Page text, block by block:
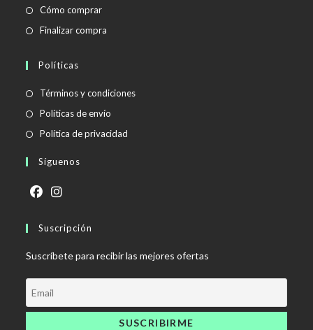
Cómo comprar
Finalizar compra
Políticas
Términos y condicionesSe
Políticas de envío
abre
Política de privacidad
Síguenos
abre
una
nueva
pestaña
abre
una
nueva
pestaña
Suscripción
Suscríbete para recibir las mejores ofertas